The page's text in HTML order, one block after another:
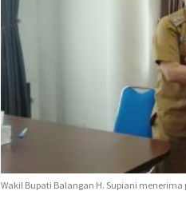
Wakil Bupati Balangan H. Supiani